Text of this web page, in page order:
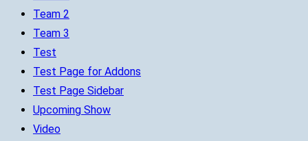
Team 2
Team 3
Test
Test Page for Addons
Test Page Sidebar
Upcoming Show
Video